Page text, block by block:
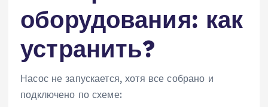
оборудования: как
устранить?
Насос не запускается, хотя все собрано и
подключено по схеме: